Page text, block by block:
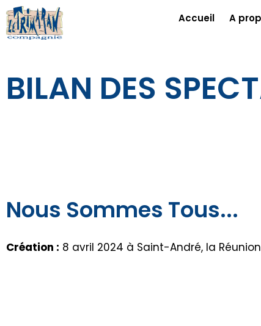
Accueil A
BILAN DES
Nous Sommes Tous...
Création : 8 avril 2024 à Saint-André, la Réunion